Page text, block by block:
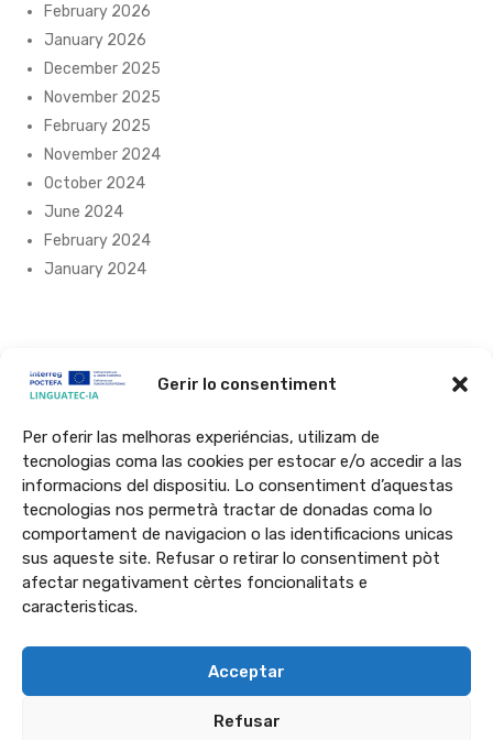
Gerir lo consentiment
Per oferir las melhoras experiéncias, utilizam de
tecnologias coma las cookies per estocar e/o accedir a las
informacions del dispositiu. Lo consentiment d’aquestas
tecnologias nos permetrà tractar de donadas coma lo
comportament de navigacion o las identificacions unicas
sus aqueste site. Refusar o retirar lo consentiment pòt
afectar negativament cèrtes foncionalitats e
caracteristicas.
Acceptar
Refusar
February 2026
January 2026
December 2025
November 2025
February 2025
November 2024
October 2024
June 2024
February 2024
January 2024
Lo projècte LINGUATEC-IA qu’ei finançat a 65% per l’Union Europèa peu
programa Interreg VI-A Espanha-França-Andòrra (POCTEFA 2021-
2027). Lo POCTEFA qu’a l’objectiu d’ahortir l’integracion economica e
sociau de la zòna frontalèra Espanha-França-Andòrra.